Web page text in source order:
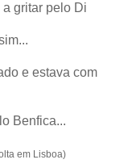
gritar pelo Di
e estava com
Benfica...
em Lisboa)